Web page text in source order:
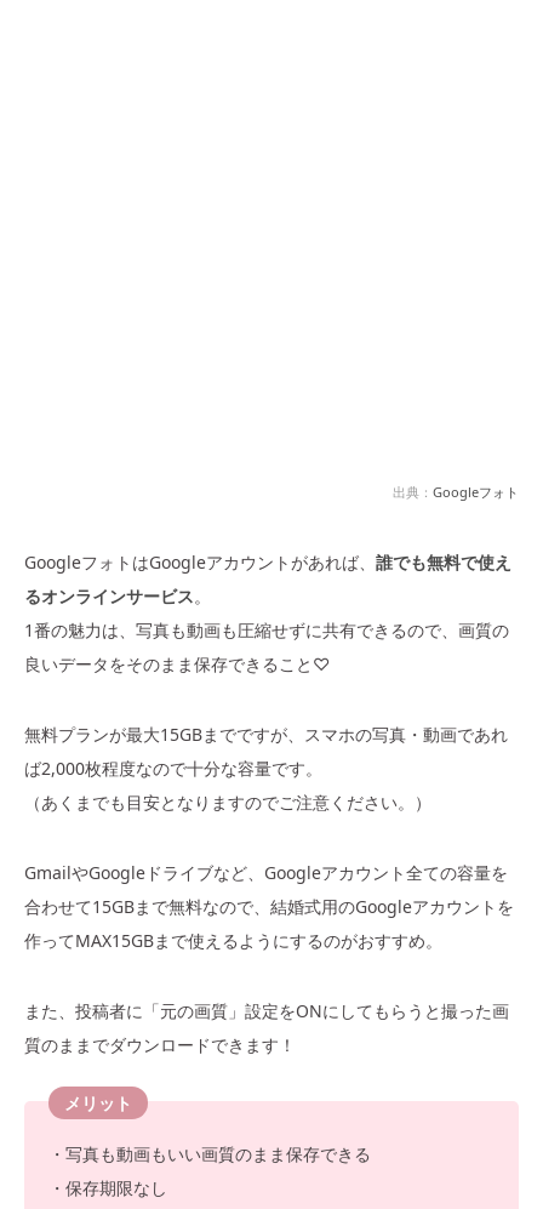
出典： Googleフォト
GoogleフォトはGoogleアカウントがあれば、 誰でも無料で使え
るオンラインサービス。
1番の魅力は、写真も動画も圧縮せずに共有できるので、画質の
良いデータをそのまま保存できること♡
無料プランが最大15GBまでですが、スマホの写真・動画であれ
ば2,000枚程度なので十分な容量です。
（あくまでも目安となりますのでご注意ください。）
GmailやGoogleドライブなど、Googleアカウント全ての容量を
合わせて15GBまで無料なので、結婚式用のGoogleアカウントを
作ってMAX15GBまで使えるようにするのがおすすめ。
また、投稿者に「元の画質」設定をONにしてもらうと撮った画
質のままでダウンロードできます！
メリット
・写真も動画もいい画質のまま保存できる
・保存期限なし